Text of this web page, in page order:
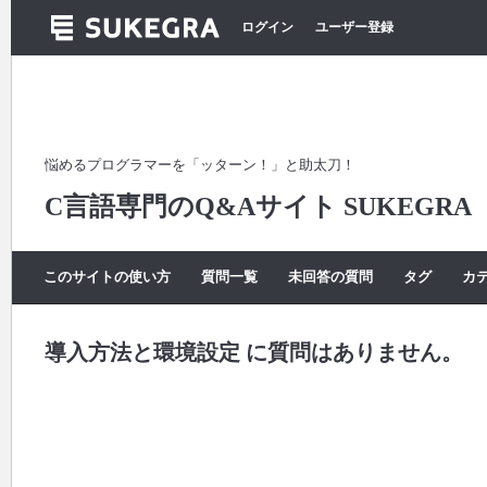
ログイン ユーザー登録
悩めるプログラマーを「ッターン！」と助太刀！
C言語専門のQ&Aサイト SUKEGRA
このサイトの使い方 質問一覧 未回答の質問 タグ カ
導入方法と環境設定 に質問はありません。